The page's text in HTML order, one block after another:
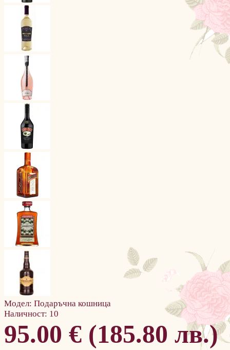
Модел: Подаръчна кошница
Наличност: 10
95.00 € (185.80 лв.)